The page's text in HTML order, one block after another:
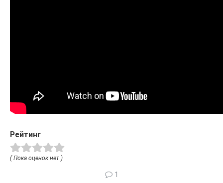
Рейтинг
( Пока оценок нет )
1